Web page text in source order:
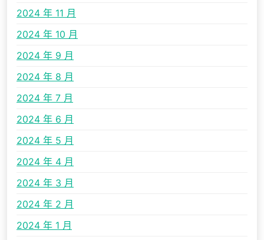
2024 年 11 月
2024 年 10 月
2024 年 9 月
2024 年 8 月
2024 年 7 月
2024 年 6 月
2024 年 5 月
2024 年 4 月
2024 年 3 月
2024 年 2 月
2024 年 1 月